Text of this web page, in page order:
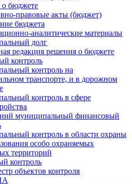
бюджете
правовые акты (бюджет)
бюджета
аналитические материалы
долг
редакция решения о бюджете
контроль
контроль на
транспорте, и в дорожном
контроль в сфере
муниципальный финансовый
контроль в области охраны
особо охраняемых
территорий
контроль
объектов контроля